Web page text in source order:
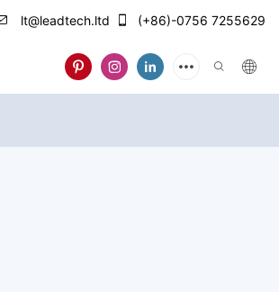
lt@leadtech.ltd (+86)-0756 7255629